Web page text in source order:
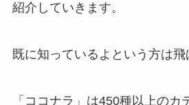
紹介していきます。
既に知っているよという方は飛
「ココナラ」は450種以上のカ